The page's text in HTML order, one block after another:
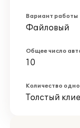
Вариант работы
Файловый
Общее число
10
Количество
Толстый